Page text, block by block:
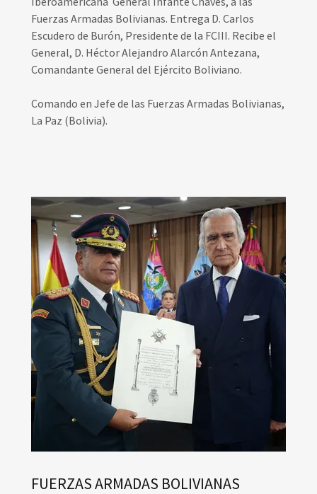
Fuerzas Armadas Bolivianas. Entrega D. Carlos
Escudero de Burón, Presidente de la FCIII. Recibe el
General, D. Héctor Alejandro Alarcón Antezana,
Comandante General del Ejército Boliviano.
Comando en Jefe de las Fuerzas Armadas Bolivianas,
La Paz (Bolivia).
FUERZAS ARMADAS BOLIVIANAS